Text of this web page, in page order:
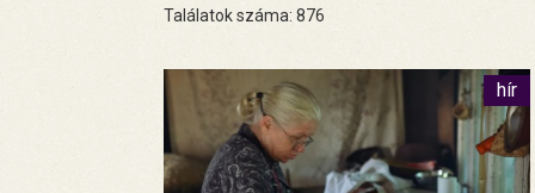
Találatok száma: 876
hír